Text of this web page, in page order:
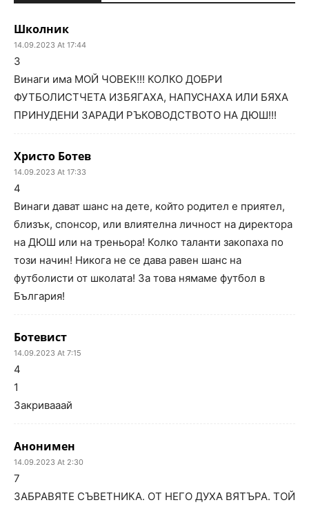
Школник
14.09.2023 At 17:44
3
Винаги има МОЙ ЧОВЕК!!! КОЛКО ДОБРИ
ФУТБОЛИСТЧЕТА ИЗБЯГАХА, НАПУСНАХА ИЛИ БЯХА
ПРИНУДЕНИ ЗАРАДИ РЪКОВОДСТВОТО НА ДЮШ!!!
Христо Ботев
14.09.2023 At 17:33
4
Винаги дават шанс на дете, който родител е приятел,
близък, спонсор, или влиятелна личност на директора
на ДЮШ или на треньора! Колко таланти закопаха по
този начин! Никога не се дава равен шанс на
футболисти от школата! За това нямаме футбол в
България!
Ботевист
14.09.2023 At 7:15
4
1
Закривааай
Анонимен
14.09.2023 At 2:30
7
ЗАБРАВЯТЕ СЪВЕТНИКА. ОТ НЕГО ДУХА ВЯТЪРА. ТОЙ